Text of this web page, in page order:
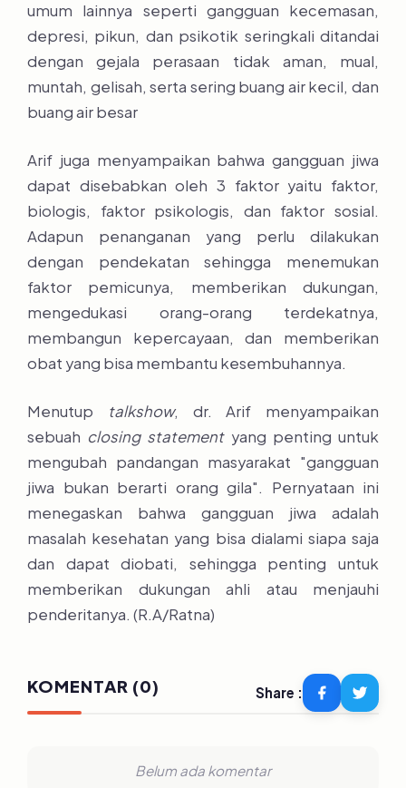
umum lainnya seperti gangguan kecemasan,
depresi, pikun, dan psikotik seringkali ditandai
dengan gejala perasaan tidak aman, mual,
muntah, gelisah, serta sering buang air kecil, dan
buang air besar
Arif juga menyampaikan bahwa gangguan jiwa
dapat disebabkan oleh 3 faktor yaitu faktor,
biologis, faktor psikologis, dan faktor sosial.
Adapun penanganan yang perlu dilakukan
dengan pendekatan sehingga menemukan
faktor pemicunya, memberikan dukungan,
mengedukasi orang-orang terdekatnya,
membangun kepercayaan, dan memberikan
obat yang bisa membantu kesembuhannya.
Menutup talkshow, dr. Arif menyampaikan
sebuah closing statementyang penting untuk
mengubah pandangan masyarakat "gangguan
jiwa bukan berarti orang gila". Pernyataan ini
menegaskan bahwa gangguan jiwa adalah
masalah kesehatan yang bisa dialami siapa saja
dan dapat diobati, sehingga penting untuk
memberikan dukungan ahli atau menjauhi
penderitanya. (R.A/Ratna)
KOMENTAR (0) Share :
Belum ada komentar